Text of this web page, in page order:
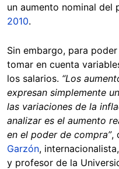
un aumento nominal del
2010.
Sin embargo, para
tomar en cuenta
los salarios. “Los
expresan simplemente
las variaciones de la
analizar es el aumento
en el poder de compra”,
Garzón,
y profesor de la